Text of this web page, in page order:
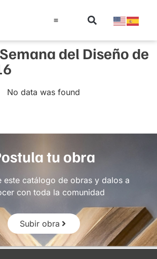
del Diseño de
No data was found
tu obra
este catálogo de obras y dalos a
con toda la comunidad
Subir obra